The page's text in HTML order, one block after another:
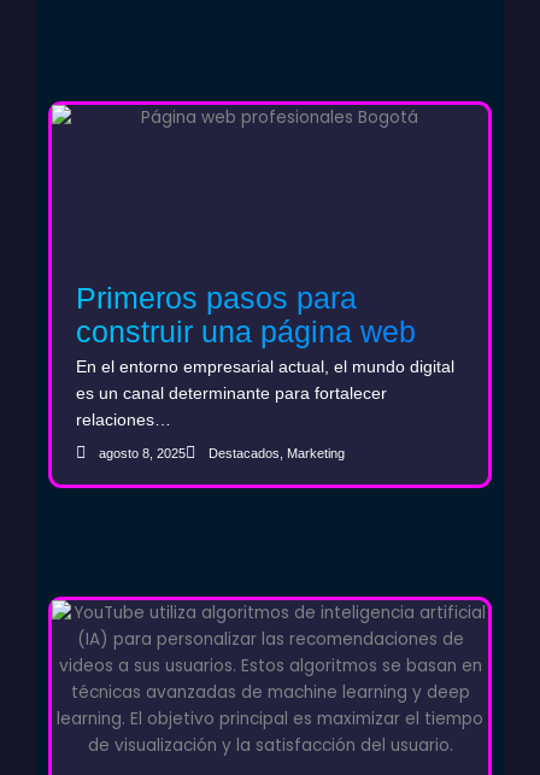
Primeros pasos para
construir una página web
B2B que fortalezca el ciclo
de ventas
En el entorno empresarial actual, el mundo digital
es un canal determinante para fortalecer
relaciones…
agosto 8, 2025 Destacados Marketing